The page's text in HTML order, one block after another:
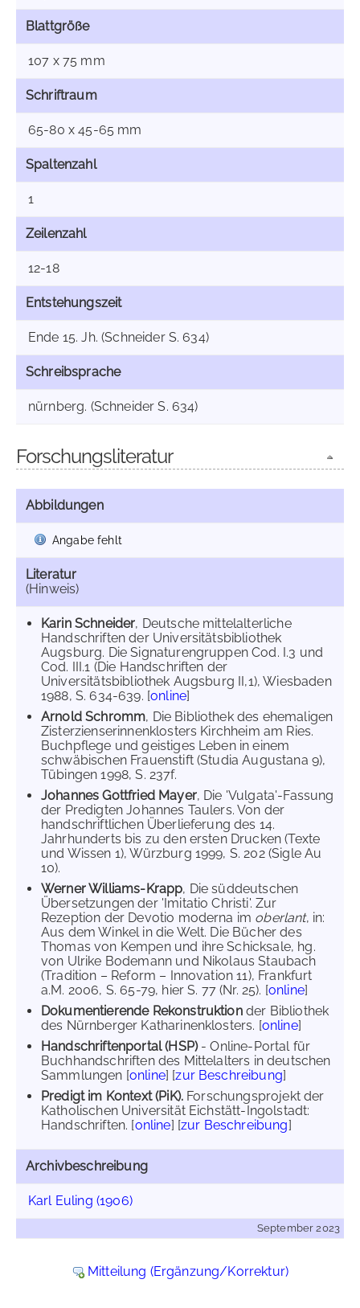
Blattgröße
107 x 75 mm
Schriftraum
65-80 x 45-65 mm
Spaltenzahl
1
Zeilenzahl
12-18
Entstehungszeit
Ende 15. Jh. (Schneider S. 634)
Schreibsprache
nürnberg. (Schneider S. 634)
Forschungsliteratur
Abbildungen
Angabe fehlt
Literatur
(Hinweis)
Karin Schneider, Deutsche mittelalterliche
Handschriften der Universitätsbibliothek
Augsburg. Die Signaturengruppen Cod. I.3 und
Cod. III.1 (Die Handschriften der
Universitätsbibliothek Augsburg II,1), Wiesbaden
1988, S. 634-639. [online]
Arnold Schromm, Die Bibliothek des ehemaligen
Zisterzienserinnenklosters Kirchheim am Ries.
Buchpflege und geistiges Leben in einem
schwäbischen Frauenstift (Studia Augustana 9),
Tübingen 1998, S. 237f.
Johannes Gottfried Mayer, Die 'Vulgata'-Fassung
der Predigten Johannes Taulers. Von der
handschriftlichen Überlieferung des 14.
Jahrhunderts bis zu den ersten Drucken (Texte
und Wissen 1), Würzburg 1999, S. 202 (Sigle Au
10).
Werner Williams-Krapp, Die süddeutschen
Übersetzungen der 'Imitatio Christi'. Zur
Rezeption der Devotio moderna im oberlant, in:
Aus dem Winkel in die Welt. Die Bücher des
Thomas von Kempen und ihre Schicksale, hg.
von Ulrike Bodemann und Nikolaus Staubach
(Tradition – Reform – Innovation 11), Frankfurt
a.M. 2006, S. 65-79, hier S. 77 (Nr. 25). [online]
Dokumentierende Rekonstruktion der Bibliothek
des Nürnberger Katharinenklosters. [online]
Handschriftenportal (HSP)- Online-Portal für
Buchhandschriften des Mittelalters in deutschen
Sammlungen [online] [zur Beschreibung]
Predigt im Kontext (PiK). Forschungsprojekt der
Katholischen Universität Eichstätt-Ingolstadt:
Handschriften. [online] [zur Beschreibung]
Archivbeschreibung
Karl Euling (1906)
September 2023
Mitteilung (Ergänzung/Korrektur)